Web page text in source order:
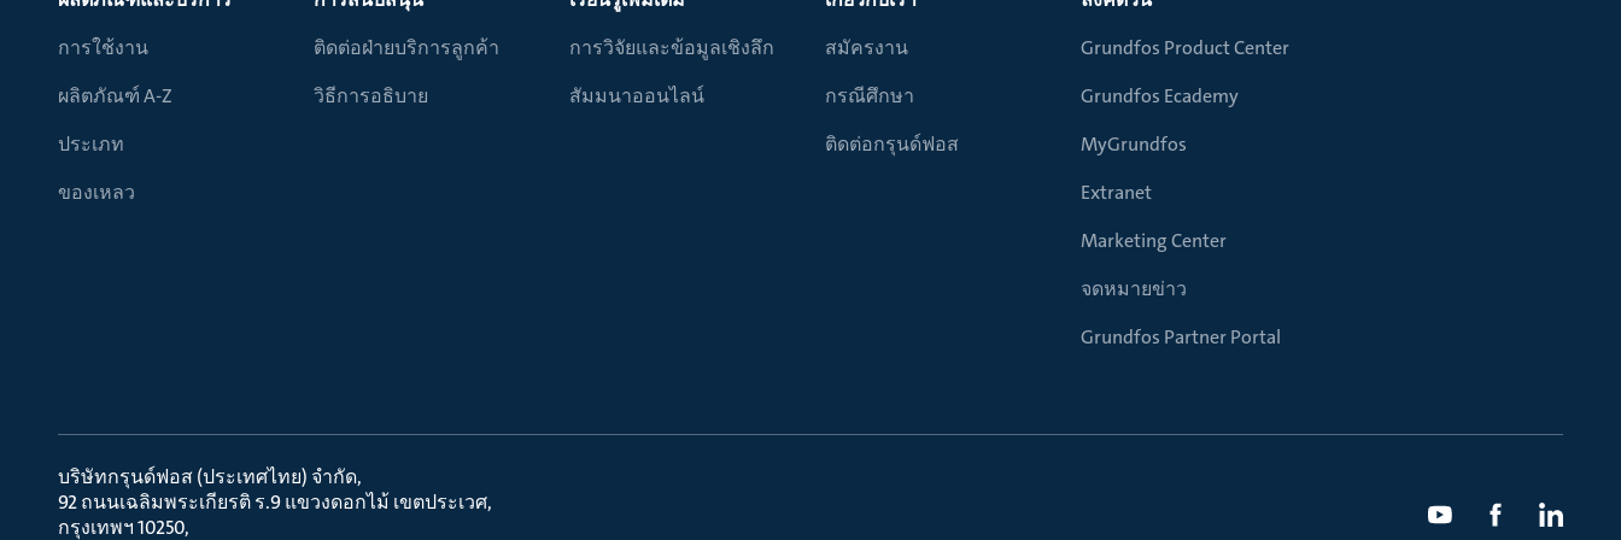
การใช้งาน
ผลิตภัณฑ์ A-Z
ประเภท
ของเหลว
ติดต่อฝ่ายบริการลูกค้า
วิธีการอธิบาย
การวิจัยและข้อมูลเชิงลึก
สัมมนาออนไลน์
สมัครงาน
กรณีศึกษา
ติดต่อกรุนด์ฟอส
Grundfos Product Center
Grundfos Ecademy
MyGrundfos
Extranet
Marketing Center
จดหมายข่าว
Grundfos Partner Portal
บริษัทกรุนด์ฟอส (ประเทศไทย) จำกัด
92 ถนนเฉลิมพระเกียรติ ร.9 แขวงดอกไม้ เขตประเวศ
กรุงเทพฯ 10250